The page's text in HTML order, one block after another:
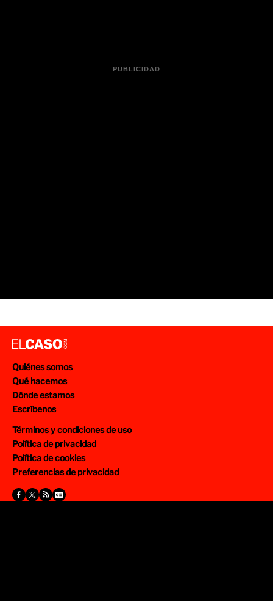
Quiénes somos
Qué hacemos
Dónde estamos
Escríbenos
Términos y condiciones de uso
Política de privacidad
Política de cookies
Preferencias de privacidad